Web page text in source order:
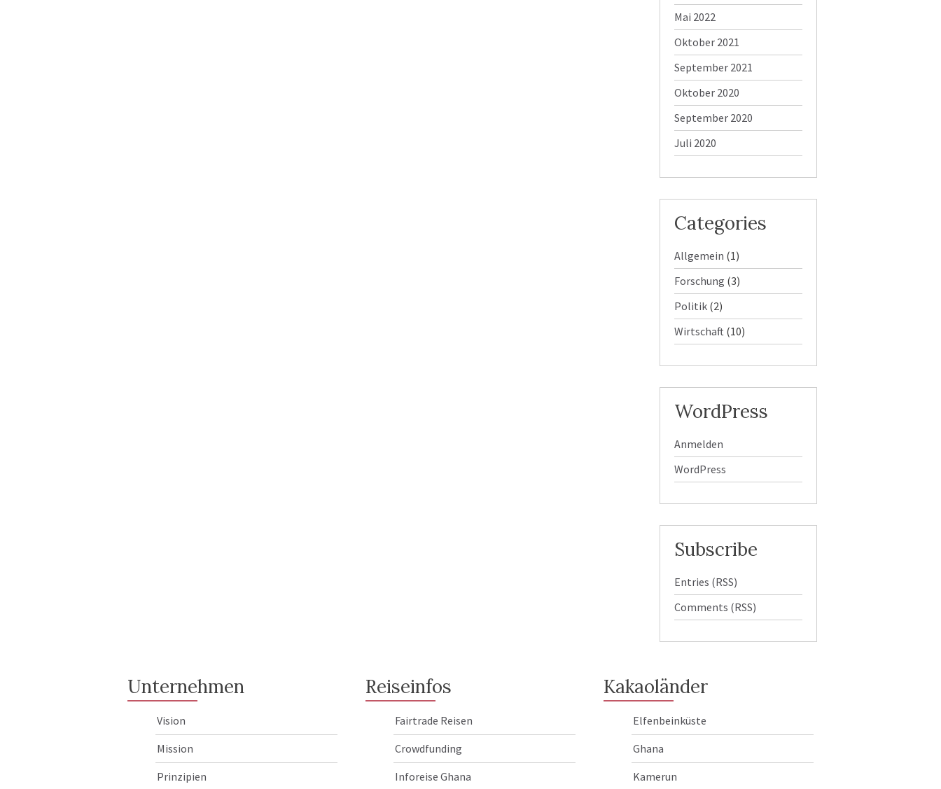
Mai 2022
Oktober 2021
September 2021
Oktober 2020
September 2020
Juli 2020
Categories
Allgemein (1)
Forschung (3)
Politik (2)
Wirtschaft (10)
WordPress
Anmelden
WordPress
Subscribe
Entries (RSS)
Comments (RSS)
Unternehmen
Vision
Mission
Prinzipien
Reiseinfos
Fairtrade Reisen
Crowdfunding
Inforeise Ghana
Kakaoländer
Elfenbeinküste
Ghana
Kamerun